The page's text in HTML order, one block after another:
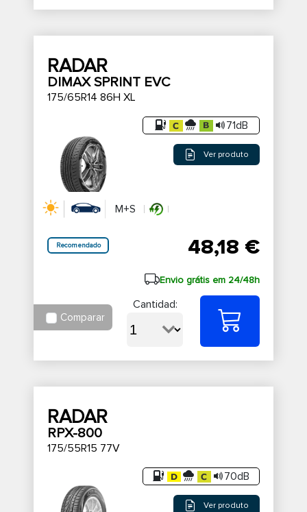
RADAR
DIMAX SPRINT EVC
175/65R14 86H XL
71dB
Ver produto
M+S
Recomendado 48,18 €
Envio grátis em 24/48h
Comparar
Cantidad:
RADAR
RPX-800
175/55R15 77V
70dB
Ver produto